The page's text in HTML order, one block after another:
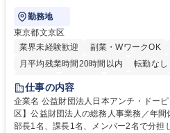
勤務地
東京都文京区
業界未経験歓迎
副業・WワークOK
月平均残業時間20時間以内
転勤なし
賞与あり
育休あり
食事補助あり
仕事の内容
企業名 公益財団法人日本アンチ・ドーピング機構 求人名
区】公益財団法人の総務人事業務／年間休日125日 仕事の
部長1名、課長1名、メンバー2名で分担